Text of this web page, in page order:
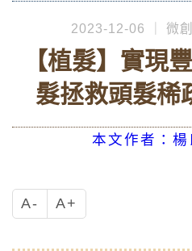
2023-12-06 微
【植髮】實現
髮拯救頭髮稀
本文作者：楊
A- A+